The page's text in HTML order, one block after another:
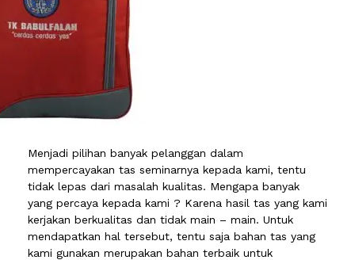
Menjadi pilihan banyak pelanggan dalam
mempercayakan tas seminarnya kepada kami, tentu
tidak lepas dari masalah kualitas. Mengapa banyak
yang percaya kepada kami ? Karena hasil tas yang kami
kerjakan berkualitas dan tidak main – main. Untuk
mendapatkan hal tersebut, tentu saja bahan tas yang
kami gunakan merupakan bahan terbaik untuk